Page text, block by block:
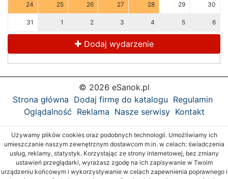
24 25 26 27 28 29 30
31 1 2 3 4 5 6
Dodaj wydarzenie
© 2026 eSanok.pl
Strona główna Dodaj firmę do katalogu Regulamin
Oglądalność Reklama Nasze serwisy Kontakt
Używamy plików cookies oraz podobnych technologii. Umożliwiamy ich
umieszczanie naszym zewnętrznym dostawcom m.in. w celach: świadczenia
usług, reklamy, statystyk. Korzystając ze strony internetowej, bez zmiany
ustawień przeglądarki, wyrażasz zgodę na ich zapisywanie w Twoim
urządzeniu końcowym i wykorzystywanie w celach zapewnienia poprawnego i